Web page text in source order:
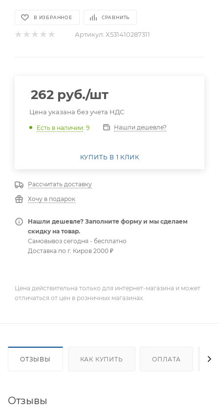
В ИЗБРАННОЕ СРАВНИТЬ
Артикул: X531410287311
262 руб./шт
Цена указана без учета НДС
Есть в наличии: 9 Нашли дешевле?
КУПИТЬ В 1 КЛИК
Рассчитать доставку
Хочу в подарок
Нашли дешевле? Заполните форму и мы сделаем
скидку на товар.
Самовывоз сегодня - бесплатно
Доставка по г. Киров 2000 ₽
Цена действительна только для интернет-магазина и может
отличаться от цен в розничных магазинах.
ОТЗЫВЫ КАК КУПИТЬ ОПЛАТА
Отзывы